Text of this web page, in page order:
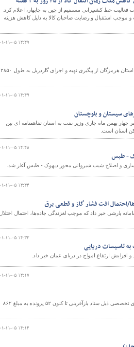
فعالیت خط کشتیرانی مستقیم از چین به چابهار، اعلام کرد:
کالا از ۴۵ روز به ۲ هفته را در پی داشته است و موجب استقبال و رضایت صاحبان کالا به دلیل کاهش هزینه
۱۴۰۱-۱۱-۰۵
۱۴۰۱-۱۱-۰۵
سیستان و بلوچستان
بهمن ماه جاری وزیر نفت به استان تفاهمنامه ای بین
استان است.
۱۴۰۱-۱۱-۰۵
- طبس
و اصلاح شیب شیروانی محور دیهوک - طبس آغاز شد.
۱۴۰۱-۱۱-۰۵
احتمال افت فشار گاز و قطعی برق
بارشی خبر داد که موجب لغزندگی جاده‌ها، احتمال اختلال
۱۴۰۱-۱۱-۰۵
تاسیسات دریایی
ارتفاع امواج در دریای عمان خبر داد.
۱۴۰۱-۱۱-۰۵
مدیر کل راه و شهرسازی استان همدان عنوان کرد: در کلیه کارگروه های تخصصی ذیل ستاد بازآفرینی تا کنون ۵۲ پرونده به مبلغ ۸۶۲
۱۴۰۱-۱۱-۰۵